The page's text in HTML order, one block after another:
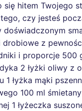
się hitem Twojego
czy jesteś
doświadczonym
z
i proporcje 500
2 łyżki oliwy z
1 łyżka mąki
100 ml śmietany
1 łyżeczka